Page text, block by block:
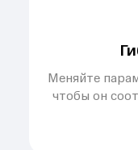
Меняйте
чтобы он